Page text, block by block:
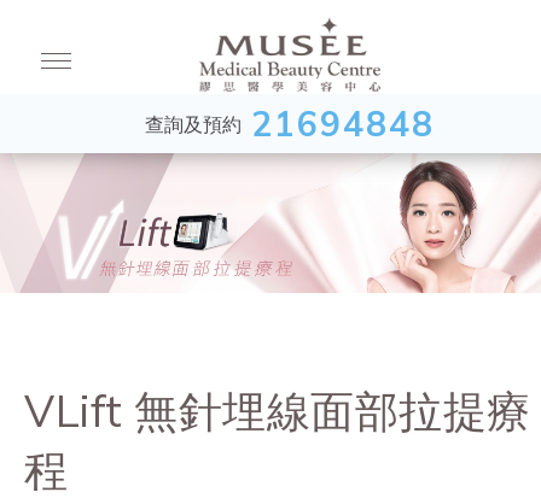
查詢及預約 21694848
VLift 無針埋線面部拉提療
程